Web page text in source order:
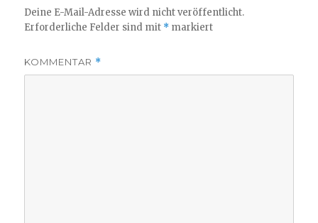
Deine E-Mail-Adresse wird nicht veröffentlicht.
Erforderliche Felder sind mit * markiert
KOMMENTAR *